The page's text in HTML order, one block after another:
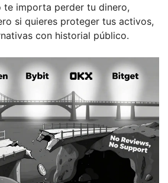
te importa perder tu dinero,
si quieres proteger tus activos,
con historial público.